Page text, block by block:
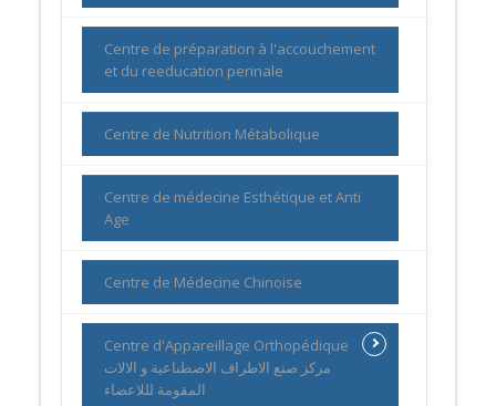
Centre de préparation à l'accouchement
et du reeducation perinale
Centre de Nutrition Métabolique
Centre de médecine Esthétique et Anti
Age
Centre de Médecine Chinoise
Centre d'Appareillage Orthopédique
مركز صنع الاطراف الاصطناعية و الالات
المقومة لللاعضاء